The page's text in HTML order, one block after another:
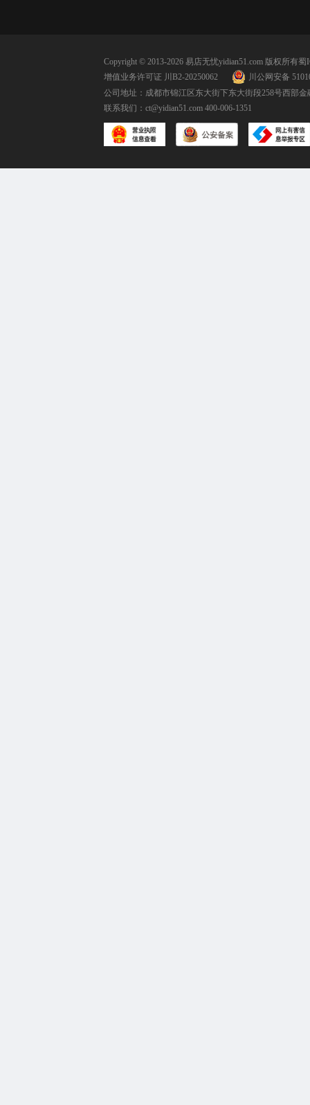
Copyright © 2013-2026 易店无忧yidian51.com 版权所有蜀
增值业务许可证 川B2-20250062
川公网安备
公司地址：成都市锦江区东大街下东大街段258号西部金
联系我们： ct@yidian51.com 400-006-1351